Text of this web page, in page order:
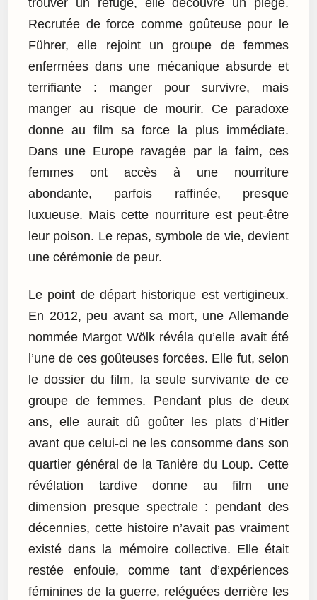
trouver un refuge, elle découvre un piège.
Recrutée de force comme goûteuse pour le
Führer, elle rejoint un groupe de femmes
enfermées dans une mécanique absurde et
terrifiante : manger pour survivre, mais
manger au risque de mourir. Ce paradoxe
donne au film sa force la plus immédiate.
Dans une Europe ravagée par la faim, ces
femmes ont accès à une nourriture
abondante, parfois raffinée, presque
luxueuse. Mais cette nourriture est peut-être
leur poison. Le repas, symbole de vie, devient
une cérémonie de peur.
Le point de départ historique est vertigineux.
En 2012, peu avant sa mort, une Allemande
nommée Margot Wölk révéla qu’elle avait été
l’une de ces goûteuses forcées. Elle fut, selon
le dossier du film, la seule survivante de ce
groupe de femmes. Pendant plus de deux
ans, elle aurait dû goûter les plats d’Hitler
avant que celui-ci ne les consomme dans son
quartier général de la Tanière du Loup. Cette
révélation tardive donne au film une
dimension presque spectrale : pendant des
décennies, cette histoire n’avait pas vraiment
existé dans la mémoire collective. Elle était
restée enfouie, comme tant d’expériences
féminines de la guerre, reléguées derrière les